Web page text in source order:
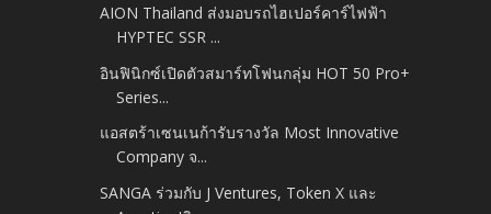
AION Thailand ส่งมอบรถไฮเปอร์คาร์ไฟฟ้า
HYPTEC SSR ...
อินฟินิกซ์เปิดตัวสมาร์ทโฟนกลุ่ม HOT 50 Pro+
Series...
แอสตร้าเซนเนก้ารับรางวัล Most Innovative
Company จ...
SANGA ร่วมกับ J Ventures, Token X และ